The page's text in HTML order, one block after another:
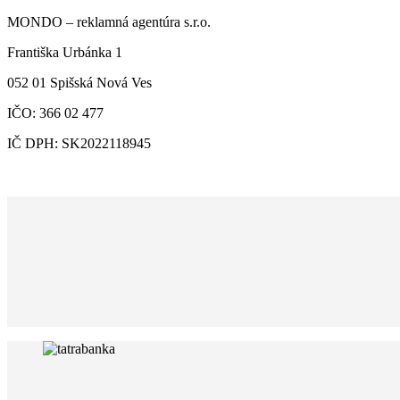
MONDO – reklamná agentúra s.r.o.
Františka Urbánka 1
052 01 Spišská Nová Ves
IČO: 366 02 477
IČ DPH: SK2022118945